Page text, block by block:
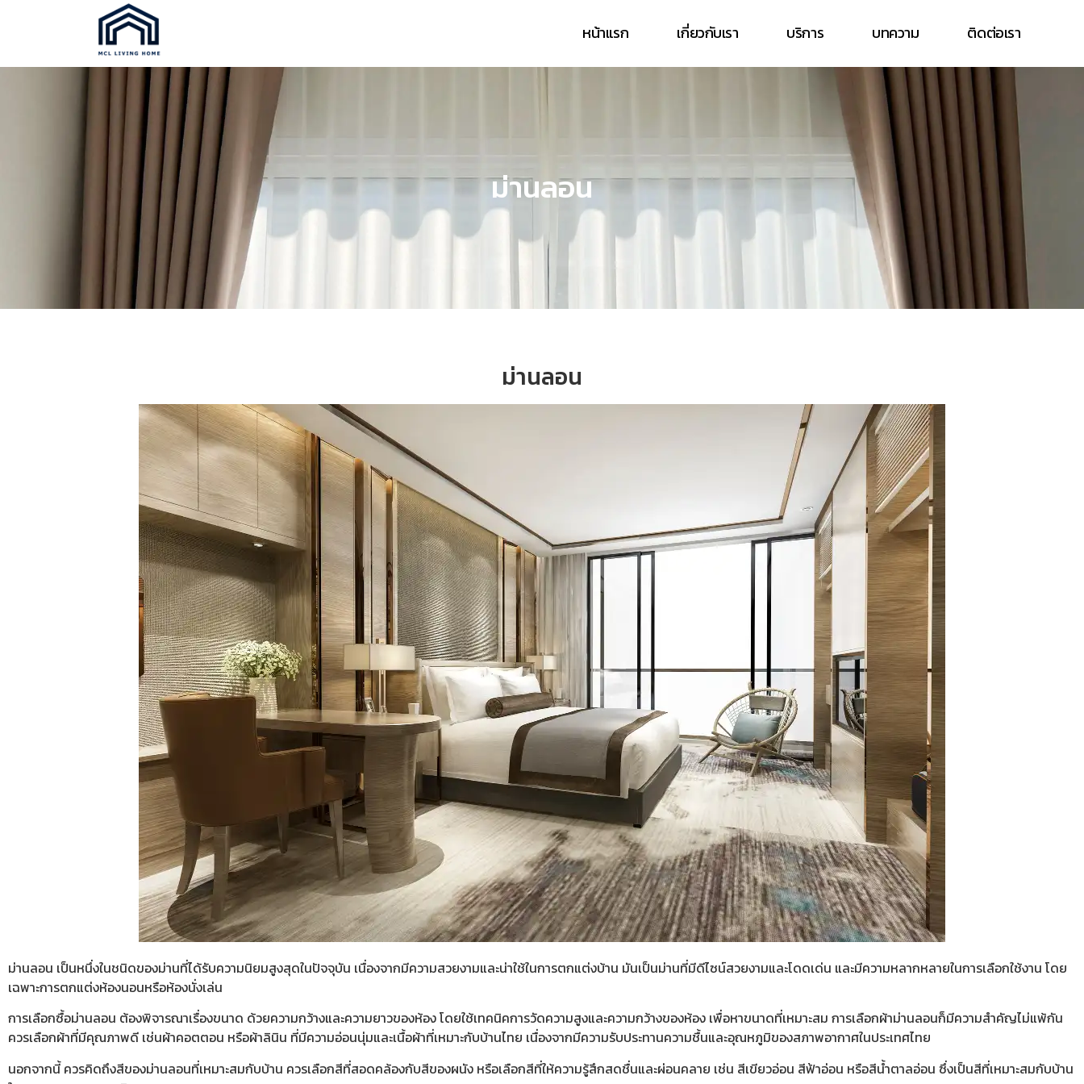
หน้าแรก เกี่ยวกับเรา บริการ บทความ ติดต่อเรา
ม่านลอน
ม่านลอน
ม่านลอน เป็นหนึ่งในชนิดของม่านที่ได้รับความนิยมสูงสุดในปัจจุบัน เนื่องจากมีความสวยงามและน่าใช้ในการตกแต่งบ้าน มันเป็นม่านที่มีดีไซน์สวยงามและโดดเด่น และมีความหลากหลายในการเลือกใช้งาน โดย
เฉพาะการตกแต่งห้องนอนหรือห้องนั่งเล่น
การเลือกซื้อม่านลอน ต้องพิจารณาเรื่องขนาด ด้วยความกว้างและความยาวของห้อง โดยใช้เทคนิคการวัดความสูงและความกว้างของห้อง เพื่อหาขนาดที่เหมาะสม การเลือกผ้าม่านลอนก็มีความสำคัญไม่แพ้กัน
ควรเลือกผ้าที่มีคุณภาพดี เช่นผ้าคอตตอน หรือผ้าลินิน ที่มีความอ่อนนุ่มและเนื้อผ้าที่เหมาะกับบ้านไทย เนื่องจากมีความรับประทานความชื้นและอุณหภูมิของสภาพอากาศในประเทศไทย
นอกจากนี้ ควรคิดถึงสีของม่านลอนที่เหมาะสมกับบ้าน ควรเลือกสีที่สอดคล้องกับสีของผนัง หรือเลือกสีที่ให้ความรู้สึกสดชื่นและผ่อนคลาย เช่น สีเขียวอ่อน สีฟ้าอ่อน หรือสีน้ำตาลอ่อน ซึ่งเป็นสีที่เหมาะสมกับบ้าน